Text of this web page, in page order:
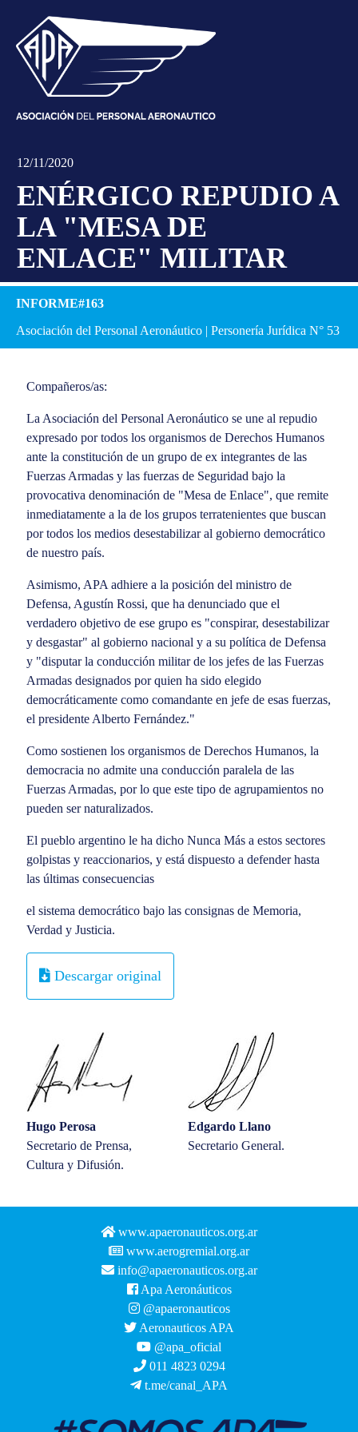
12/11/2020
ENÉRGICO REPUDIO A
LA "MESA DE
ENLACE" MILITAR
INFORME#163
Asociación del Personal Aeronáutico | Personería Jurídica N° 53
Compañeros/as:
La Asociación del Personal Aeronáutico se une al repudio
expresado por todos los organismos de Derechos Humanos
ante la constitución de un grupo de ex integrantes de las
Fuerzas Armadas y las fuerzas de Seguridad bajo la
provocativa denominación de "Mesa de Enlace", que remite
inmediatamente a la de los grupos terratenientes que buscan
por todos los medios desestabilizar al gobierno democrático
de nuestro país.
Asimismo, APA adhiere a la posición del ministro de
Defensa, Agustín Rossi, que ha denunciado que el
verdadero objetivo de ese grupo es "conspirar, desestabilizar
y desgastar" al gobierno nacional y a su política de Defensa
y "disputar la conducción militar de los jefes de las Fuerzas
Armadas designados por quien ha sido elegido
democráticamente como comandante en jefe de esas fuerzas,
el presidente Alberto Fernández."
Como sostienen los organismos de Derechos Humanos, la
democracia no admite una conducción paralela de las
Fuerzas Armadas, por lo que este tipo de agrupamientos no
pueden ser naturalizados.
El pueblo argentino le ha dicho Nunca Más a estos sectores
golpistas y reaccionarios, y está dispuesto a defender hasta
las últimas consecuencias
el sistema democrático bajo las consignas de Memoria,
Verdad y Justicia.
Descargar original
Hugo Perosa
Secretario de Prensa,
Cultura y Difusión.
Edgardo Llano
Secretario General.
www.apaeronauticos.org.ar
www.aerogremial.org.ar
info@apaeronauticos.org.ar
Apa Aeronáuticos
@apaeronauticos
Aeronauticos APA
@apa_oficial
011 4823 0294
t.me/canal_APA